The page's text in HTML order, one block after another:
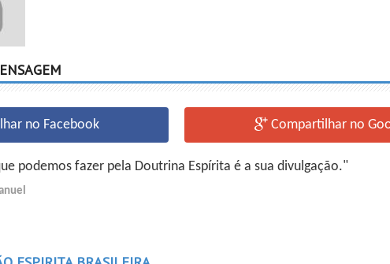
no Facebook Compartilhar no
podemos fazer pela Doutrina Espírita é a sua divulgação."